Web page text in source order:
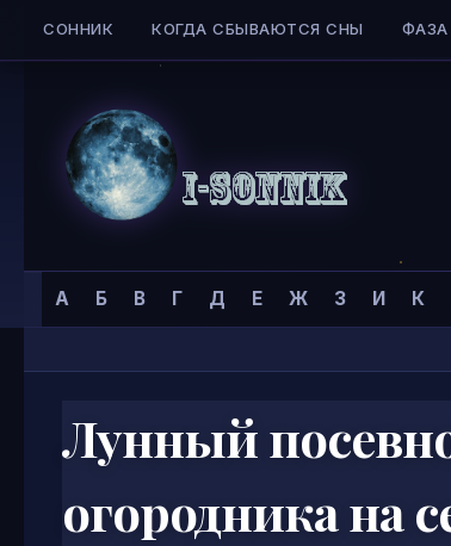
Skip to content
СОННИК КОГДА СБЫВАЮТСЯ СНЫ
Сонник
I-
А Б В Г Д Е Ж З И К
Главная страница
Лунный
огородника на